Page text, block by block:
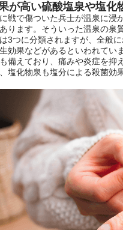
温泉の「占いベンチ」
なあなたの心のつぶや
の占い師に相談するこ
るサービスです。
ス会員様なら、この特
ときを「毎月10分無
利用いただけます。
がほぐれたら、次は占
とお話しして、心もほ
せんか？
が高い硫酸塩泉や塩化
戦で傷ついた兵士が温泉に浸
ります。そういった温泉の泉
3つに分類されますが、全般
効果などがあるといわれてい
備えており、痛みや炎症を抑
塩化物泉も塩分による殺菌効